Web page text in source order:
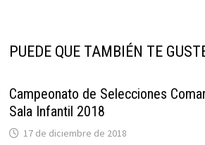
PUEDE QUE TAMBIÉN TE
Campeonato de Selecciones
Sala Infantil 2018
17 de diciembre de 2018